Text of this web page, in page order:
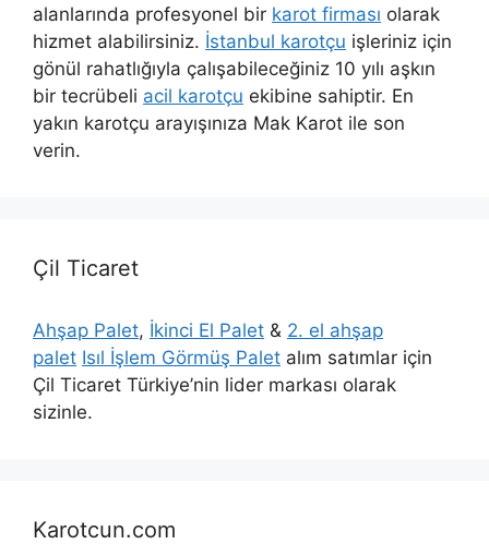
alanlarında profesyonel bir karot firması olarak
hizmet alabilirsiniz. İstanbul karotçu işleriniz için
gönül rahatlığıyla çalışabileceğiniz 10 yılı aşkın
bir tecrübeli acil karotçu ekibine sahiptir. En
yakın karotçu arayışınıza Mak Karot ile son
verin.
Çil Ticaret
Ahşap Palet, İkinci El Palet & 2. el ahşap
palet Isıl İşlem Görmüş Palet alım satımlar için
Çil Ticaret Türkiye’nin lider markası olarak
sizinle.
Karotcun.com